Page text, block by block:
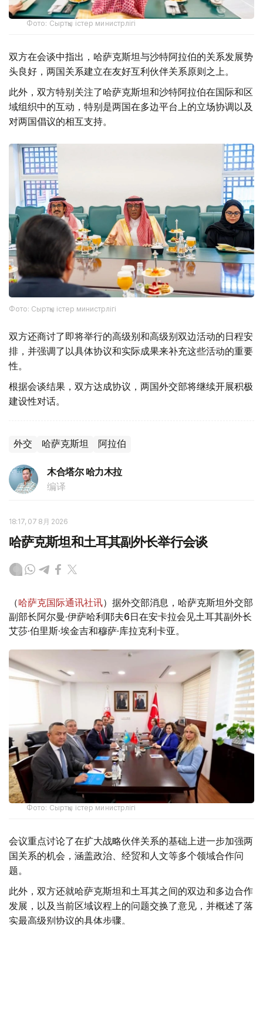
Фото: Сыртқы істер министрлігі
双方在会谈中指出，哈萨克斯坦与沙特阿拉伯的关系发展势
头良好，两国关系建立在友好互利伙伴关系原则之上。
此外，双方特别关注了哈萨克斯坦和沙特阿拉伯在国际和区
域组织中的互动，特别是两国在多边平台上的立场协调以及
对两国倡议的相互支持。
Фото: Сыртқы істер министрлігі
双方还商讨了即将举行的高级别和高级别双边活动的日程安
排，并强调了以具体协议和实际成果来补充这些活动的重要
性。
根据会谈结果，双方达成协议，两国外交部将继续开展积极
建设性对话。
外交 哈萨克斯坦 阿拉伯
木合塔尔 哈力木拉
编译
18:17, 07 8月 2026
哈萨克斯坦和土耳其副外长举行会谈
（哈萨克国际通讯社讯）据外交部消息，哈萨克斯坦外交部
副部长阿尔曼·伊萨哈利耶夫6日在安卡拉会见土耳其副外长
艾莎·伯里斯·埃金吉和穆萨·库拉克利卡亚。
Фото: Сыртқы істер министрлігі
会议重点讨论了在扩大战略伙伴关系的基础上进一步加强两
国关系的机会，涵盖政治、经贸和人文等多个领域合作问
题。
此外，双方还就哈萨克斯坦和土耳其之间的双边和多边合作
发展，以及当前区域议程上的问题交换了意见，并概述了落
实最高级别协议的具体步骤。